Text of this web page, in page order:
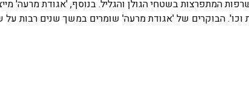
המתפרצות בשטחי הגולן והגליל. בנוסף, 'אגודת מרעה'
וכו'. הבוקרים של 'אגודת מרעה' שומרים במשך שנים רבות על